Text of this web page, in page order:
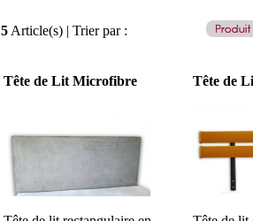
5Article(s) | Trier par :
Tête de Lit Microfibre Tête de